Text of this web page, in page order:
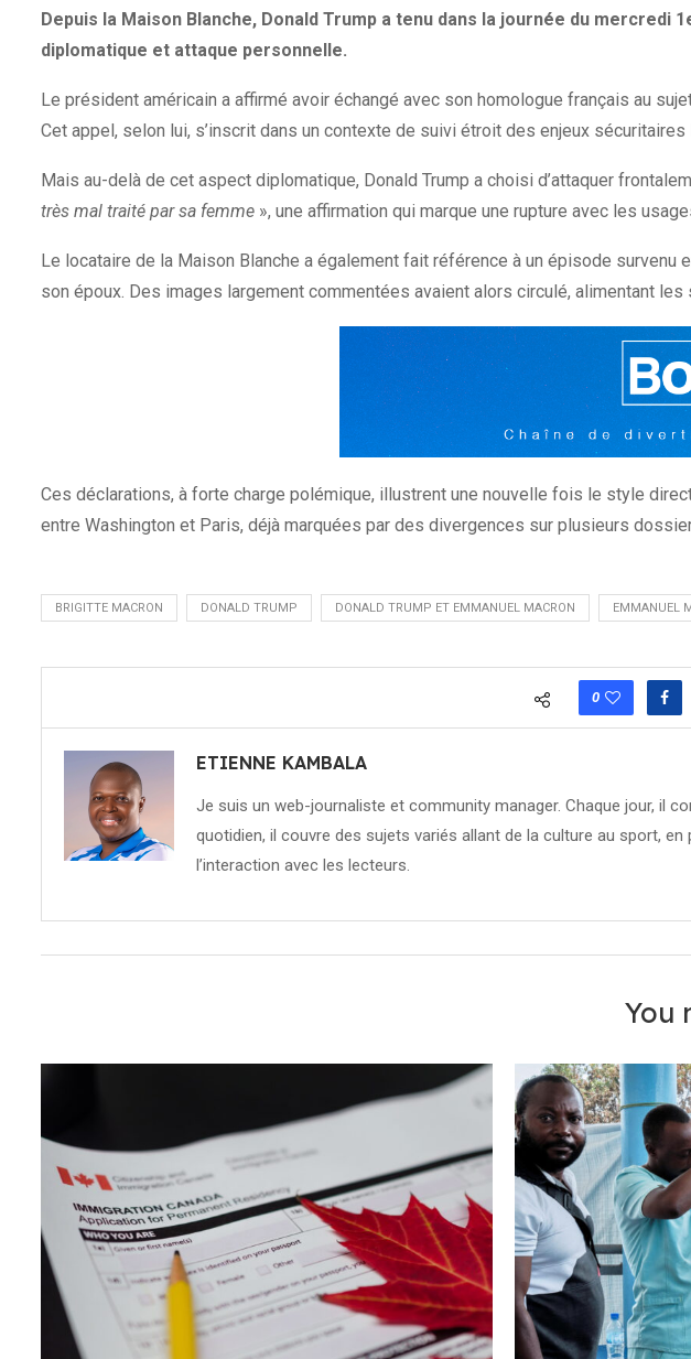
Depuis la Maison Blanche, Donald Trump a tenu dans la journée du
diplomatique et attaque personnelle.
Le président américain a affirmé avoir échangé avec son homologue français au
Cet appel, selon lui, s’inscrit dans un contexte de suivi étroit des enjeux
Mais au-delà de cet aspect diplomatique, Donald Trump a choisi d’attaquer
très mal traité par sa femme », une affirmation qui marque une rupture avec les
Le locataire de la Maison Blanche a également fait référence à un épisode
son époux. Des images largement commentées avaient alors circulé, alimentant
Ces déclarations, à forte charge polémique, illustrent une nouvelle fois le style
entre Washington et Paris, déjà marquées par des divergences sur plusieurs
BRIGITTE MACRON DONALD TRUMP DONALD TRUMP ET EMMANUEL MACRON EMMANUEL
0
ETIENNE KAMBALA
Je suis un web-journaliste et community manager. Chaque jour, il
quotidien, il couvre des sujets variés allant de la culture au sport,
l’interaction avec les lecteurs.
You